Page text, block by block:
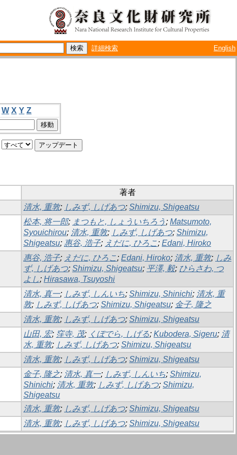
詳細検索 English
W X Y Z
著者
清水, 重敦; しみず, しげあつ; Shimizu, Shigeatsu
松本, 将一郎; まつもと, しょういちろう ; Matsumoto,
Syouichirou; 清水, 重敦; しみず, しげあつ; Shimizu,
Shigeatsu; 惠谷, 浩子; えだに, ひろこ; Edani, Hiroko
惠谷, 浩子; えだに, ひろこ; Edani, Hiroko; 清水, 重敦; しみ
ず, しげあつ; Shimizu, Shigeatsu; 平澤, 毅; ひらさわ, つ
よし; Hirasawa, Tsuyoshi
清水, 真一; しみず, しんいち; Shimizu, Shinichi; 清水, 重
敦; しみず, しげあつ; Shimizu, Shigeatsu; 金子, 隆之
清水, 重敦; しみず, しげあつ; Shimizu, Shigeatsu
山田, 宏; 窪寺, 茂; くぼでら, しげる; Kubodera, Sigeru; 清
水, 重敦; しみず, しげあつ; Shimizu, Shigeatsu
清水, 重敦; しみず, しげあつ; Shimizu, Shigeatsu
金子, 隆之; 清水, 真一; しみず, しんいち; Shimizu,
Shinichi; 清水, 重敦; しみず, しげあつ; Shimizu,
Shigeatsu
清水, 重敦; しみず, しげあつ; Shimizu, Shigeatsu
清水, 重敦; しみず, しげあつ; Shimizu, Shigeatsu